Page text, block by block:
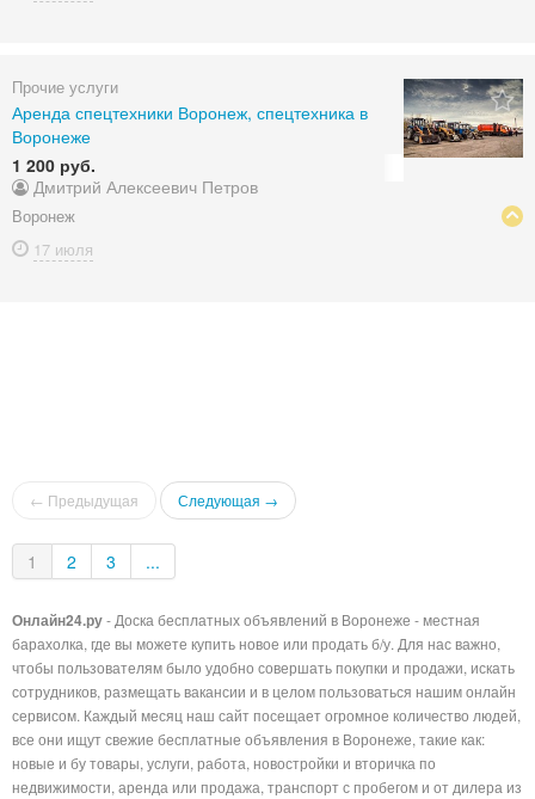
Прочие услуги
Аренда спецтехники Воронеж, спецтехника в
Воронеже
1 200 руб.
Дмитрий Алексеевич Петров
Воронеж
17 июля
← Предыдущая Следующая →
1 2 3 ...
Онлайн24.ру- Доска бесплатных объявлений в Воронеже - местная
барахолка, где вы можете купить новое или продать б/у. Для нас важно,
чтобы пользователям было удобно совершать покупки и продажи, искать
сотрудников, размещать вакансии и в целом пользоваться нашим онлайн
сервисом. Каждый месяц наш сайт посещает огромное количество людей,
все они ищут свежие бесплатные объявления в Воронеже, такие как:
новые и бу товары, услуги, работа, новостройки и вторичка по
недвижимости, аренда или продажа, транспорт с пробегом и от дилера из